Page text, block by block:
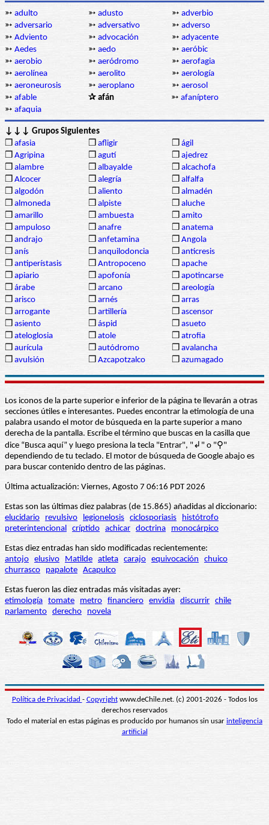
➳ adulto ➳ adusto ➳ adverbio
➳ adversario ➳ adversativo ➳ adverso
➳ Adviento ➳ advocación ➳ adyacente
➳ Aedes ➳ aedo ➳ aeróbic
➳ aerobio ➳ aeródromo ➳ aerofagia
➳ aerolínea ➳ aerolito ➳ aerología
➳ aeroneurosis ➳ aeroplano ➳ aerosol
➳ afable ✰ afán ➳ afaníptero
➳ afaquia
↓↓↓ Grupos Siguientes
❒ afasia ❒ afligir ❒ ágil
❒ Agripina ❒ agutí ❒ ajedrez
❒ alambre ❒ albayalde ❒ alcachofa
❒ Alcocer ❒ alegría ❒ alfalfa
❒ algodón ❒ aliento ❒ almadén
❒ almoneda ❒ alpiste ❒ aluche
❒ amarillo ❒ ambuesta ❒ amito
❒ ampuloso ❒ anafre ❒ anatema
❒ andrajo ❒ anfetamina ❒ Angola
❒ anís ❒ anquilodoncia ❒ anticresis
❒ antiperístasis ❒ Antropoceno ❒ apache
❒ apiario ❒ apofonía ❒ apotincarse
❒ árabe ❒ arcano ❒ areología
❒ arisco ❒ arnés ❒ arras
❒ arrogante ❒ artillería ❒ ascensor
❒ asiento ❒ áspid ❒ asueto
❒ ateloglosia ❒ atole ❒ atrofia
❒ aurícula ❒ autódromo ❒ avalancha
❒ avulsión ❒ Azcapotzalco ❒ azumagado
Los iconos de la parte superior e inferior de la página te llevarán a otras
secciones útiles e interesantes. Puedes encontrar la etimología de una
palabra usando el motor de búsqueda en la parte superior a mano
derecha de la pantalla. Escribe el término que buscas en la casilla que
dice “Busca aquí” y luego presiona la tecla "Entrar", "↲" o "⚲"
dependiendo de tu teclado. El motor de búsqueda de Google abajo es
para buscar contenido dentro de las páginas.
Última actualización: Viernes, Agosto 7 06:16 PDT 2026
Estas son las últimas diez palabras (de 15.865) añadidas al diccionario:
elucidario
revulsivo legionelosis ciclosporiasis
histótrofo
preterintencional
críptido achicar doctrina monocárpico
Estas diez entradas han sido modificadas recientemente:
antojo elusivo Matilde atleta carajo equivocación
chuico
churrasco
papalote Acapulco
Estas fueron las diez entradas más visitadas ayer:
etimología tomate metro financiero envidia discurrir chile
parlamento derecho novela
Política de Privacidad - Copyrightwww.deChile.net. (c) 2001-2026 - Todos los
derechos reservados
Todo el material en estas páginas es producido por humanos sin usar inteligencia
artificial